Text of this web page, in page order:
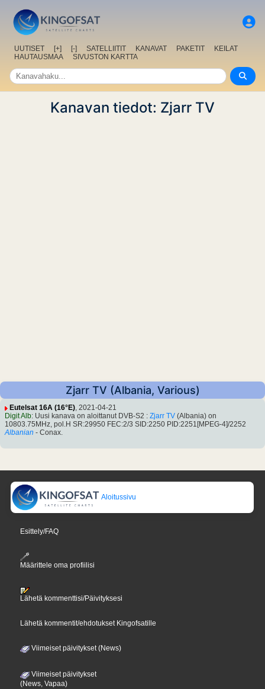
UUTISET [+] [-] SATELLIITIT KANAVAT PAKETIT
KEILAT
HAUTAUSMAA
SIVUSTON KARTTA
Kanavan tiedot: Zjarr TV
Zjarr TV (Albania, Various)
Eutelsat 16A (16°E), 2021-04-21
Digit Alb: Uusi kanava on aloittanut DVB-S2 : Zjarr TV (Albania) on
10803.75MHz, pol.H SR:29950 FEC:2/3 SID:2250 PID:2251[MPEG-4]/2252
Albanian - Conax.
Aloitussivu
Esittely/FAQ
Määrittele oma profiilisi
Lähetä kommenttisi/Päivityksesi
Lähetä kommentit/ehdotukset Kingofsatille
Viimeiset päivitykset (News)
Viimeiset päivitykset
(News, Vapaa)